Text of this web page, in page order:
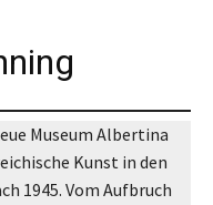
Museum Albertina
Kunst in den
1945. Vom Aufbruch